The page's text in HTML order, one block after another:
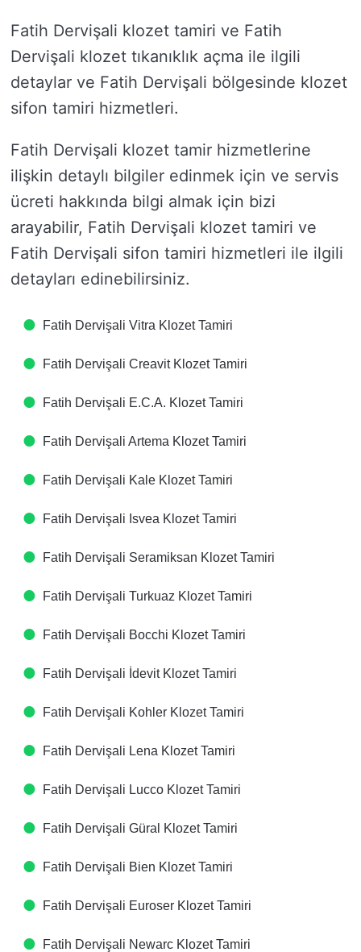
Fatih Dervişali klozet tamiri ve Fatih
Dervişali klozet tıkanıklık açma ile ilgili
detaylar ve Fatih Dervişali bölgesinde klozet
sifon tamiri hizmetleri.
Fatih Dervişali klozet tamir hizmetlerine
ilişkin detaylı bilgiler edinmek için ve servis
ücreti hakkında bilgi almak için bizi
arayabilir, Fatih Dervişali klozet tamiri ve
Fatih Dervişali sifon tamiri hizmetleri ile ilgili
detayları edinebilirsiniz.
Fatih Dervişali Vitra Klozet Tamiri
Fatih Dervişali Creavit Klozet Tamiri
Fatih Dervişali E.C.A. Klozet Tamiri
Fatih Dervişali Artema Klozet Tamiri
Fatih Dervişali Kale Klozet Tamiri
Fatih Dervişali Isvea Klozet Tamiri
Fatih Dervişali Seramiksan Klozet Tamiri
Fatih Dervişali Turkuaz Klozet Tamiri
Fatih Dervişali Bocchi Klozet Tamiri
Fatih Dervişali İdevit Klozet Tamiri
Fatih Dervişali Kohler Klozet Tamiri
Fatih Dervişali Lena Klozet Tamiri
Fatih Dervişali Lucco Klozet Tamiri
Fatih Dervişali Güral Klozet Tamiri
Fatih Dervişali Bien Klozet Tamiri
Fatih Dervişali Euroser Klozet Tamiri
Fatih Dervişali Newarc Klozet Tamiri